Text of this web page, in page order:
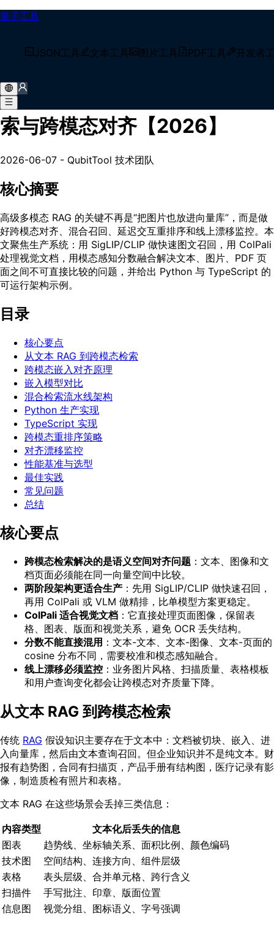
量子工具
JSON工具 文本工具 图片工具 PDF工具 开发者
/
多模态RAG进阶：图文混合检
索与跨模态对齐【2026】
2026-06-07 - QubitTool 技术团队
核心摘要
高级多模态 RAG 的关键不再是“把图片也放进向量库”，而是做
好跨模态对齐、混合召回、延迟交互重排序和线上漂移监控。本
文聚焦生产系统：用 SigLIP/CLIP 做快速图文召回，用 ColPali
处理视觉文档，用模态感知分数融合解决文本、图片、PDF 页
面之间不可直接比较的问题，并给出 Python 与 TypeScript 的
可运行架构示例。
目录
核心要点
从文本 RAG 到跨模态检索
跨模态嵌入对齐原理
嵌入模型对比
混合检索流水线架构
Python 生产实现
TypeScript 实现
跨模态重排序策略
对齐漂移监控
性能基准与选型
最佳实践
常见问题
总结
核心要点
跨模态检索解决的是语义空间对齐问题 ：文本、图像和文
档页面必须能在同一向量空间中比较。
两阶段架构更适合生产 ：先用 SigLIP/CLIP 做快速召回，
再用 ColPali 或 VLM 做精排，比单模型方案更稳定。
ColPali 适合视觉文档 ：它直接处理页面图像，保留表
格、图表、版面和视觉关系，避免 OCR 丢失结构。
分数不能直接混用 ：文本-文本、文本-图像、文本-页面的
cosine 分布不同，需要校准和模态感知融合。
线上漂移必须监控 ：业务图片风格、扫描质量、表格模板
和用户查询变化都会让跨模态对齐质量下降。
从文本 RAG 到跨模态检索
传统 RAG 假设知识主要存在于文本中：文档被切块、嵌入、进
入向量库，然后由文本查询召回。但企业知识并不是纯文本。财
报有趋势图，合同有扫描页，产品手册有结构图，医疗记录有影
像，制造质检有照片和表格。
文本 RAG 在这些场景会丢掉三类信息：
内容类型
文本化后丢失的信息
图表
趋势线、坐标轴关系、面积比例、颜色编码
技术图
空间结构、连接方向、组件层级
表格
表头层级、合并单元格、跨行含义
扫描件
手写批注、印章、版面位置
信息图
视觉分组、图标语义、字号强调